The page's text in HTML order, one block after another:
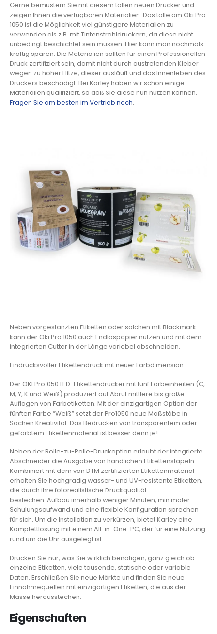
Gerne bemustern Sie mit diesem tollen neuen Drucker und
zeigen Ihnen die verfügbaren Materialien. Das tolle am Oki Pro
1050 ist die Möglichkeit viel günstigere Materialien zu
verwenden als z.B. mit Tintenstrahldruckern, da diese nicht
unbedingt beschichtet sein müssen. Hier kann man nochmals
kräftig sparen. Die Materialien sollten für einen Professionellen
Druck zertifiziert sein, damit nicht durch austretenden Kleber
wegen zu hoher Hitze, dieser ausläuft und das Innenleben des
Druckers beschädigt. Bei Karley haben wir schon einige
Materialien qualifiziert, so daß Sie diese nun nutzen können.
Fragen Sie am besten im Vertrieb nach.
Neben vorgestanzten Etiketten oder solchen mit Blackmark
kann der Oki Pro 1050 auch Endlospapier nutzen und mit dem
integrierten Cutter in der Länge variabel abschneiden.
Eindrucksvoller Etikettendruck mit neuer Farbdimension
Der OKI Pro1050 LED-Etikettendrucker mit fünf Farbeinheiten (C,
M, Y, K und Weiß) produziert auf Abruf mittlere bis große
Auflagen von Farbetiketten. Mit der einzigartigen Option der
fünften Farbe “Weiß” setzt der Pro1050 neue Maßstäbe in
Sachen Kreativität: Das Bedrucken von transparentem oder
gefärbtem Etikettenmaterial ist besser denn je!
Neben der Rolle-zu-Rolle-Druckoption erlaubt der integrierte
Abschneider die Ausgabe von handlichen Etikettenstapeln.
Kombiniert mit dem von DTM zertifizierten Etikettenmaterial
erhalten Sie hochgradig wasser- und UV-resistente Etiketten,
die durch ihre fotorealistische Druckqualität
bestechen. Aufbau innerhalb weniger Minuten, minimaler
Schulungsaufwand und eine flexible Konfiguration sprechen
für sich. Um die Installation zu verkürzen, bietet Karley eine
Komplettlösung mit einem All-in-One-PC, der für eine Nutzung
rund um die Uhr ausgelegt ist.
Drucken Sie nur, was Sie wirklich benötigen, ganz gleich ob
einzelne Etiketten, viele tausende, statische oder variable
Daten. Erschließen Sie neue Märkte und finden Sie neue
Einnahmequellen mit einzigartigen Etiketten, die aus der
Masse herausstechen.
Eigenschaften